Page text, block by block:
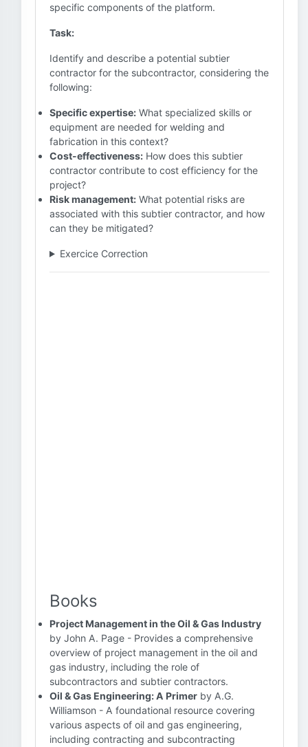
specific components of the platform.
Task:
Identify and describe a potential subtier
contractor for the subcontractor, considering the
following:
Specific expertise: What specialized skills or
equipment are needed for welding and
fabrication in this context?
Cost-effectiveness: How does this subtier
contractor contribute to cost efficiency for the
project?
Risk management: What potential risks are
associated with this subtier contractor, and how
can they be mitigated?
Exercice Correction
Books
Project Management in the Oil & Gas Industry
by John A. Page - Provides a comprehensive
overview of project management in the oil and
gas industry, including the role of
subcontractors and subtier contractors.
Oil & Gas Engineering: A Primer by A.G.
Williamson - A foundational resource covering
various aspects of oil and gas engineering,
including contracting and subcontracting